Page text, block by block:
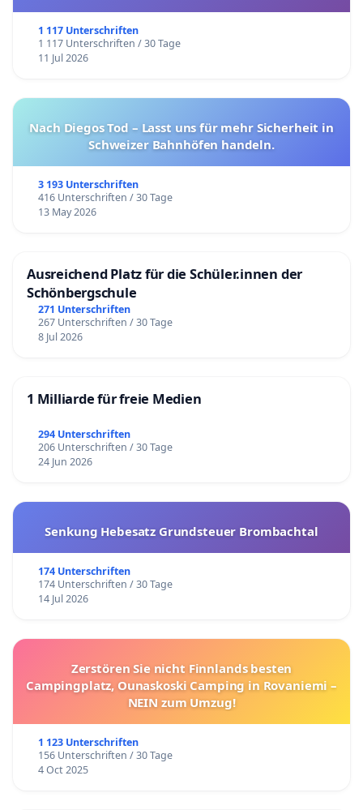
1 117 Unterschriften
1 117 Unterschriften / 30 Tage
11 Jul 2026
Nach Diegos Tod – Lasst uns für mehr Sicherheit in
Schweizer Bahnhöfen handeln.
3 193 Unterschriften
416 Unterschriften / 30 Tage
13 May 2026
Ausreichend Platz für die Schüler.innen der
Schönbergschule
271 Unterschriften
267 Unterschriften / 30 Tage
8 Jul 2026
1 Milliarde für freie Medien
294 Unterschriften
206 Unterschriften / 30 Tage
24 Jun 2026
Senkung Hebesatz Grundsteuer Brombachtal
174 Unterschriften
174 Unterschriften / 30 Tage
14 Jul 2026
Zerstören Sie nicht Finnlands besten
Campingplatz, Ounaskoski Camping in Rovaniemi –
NEIN zum Umzug!
1 123 Unterschriften
156 Unterschriften / 30 Tage
4 Oct 2025